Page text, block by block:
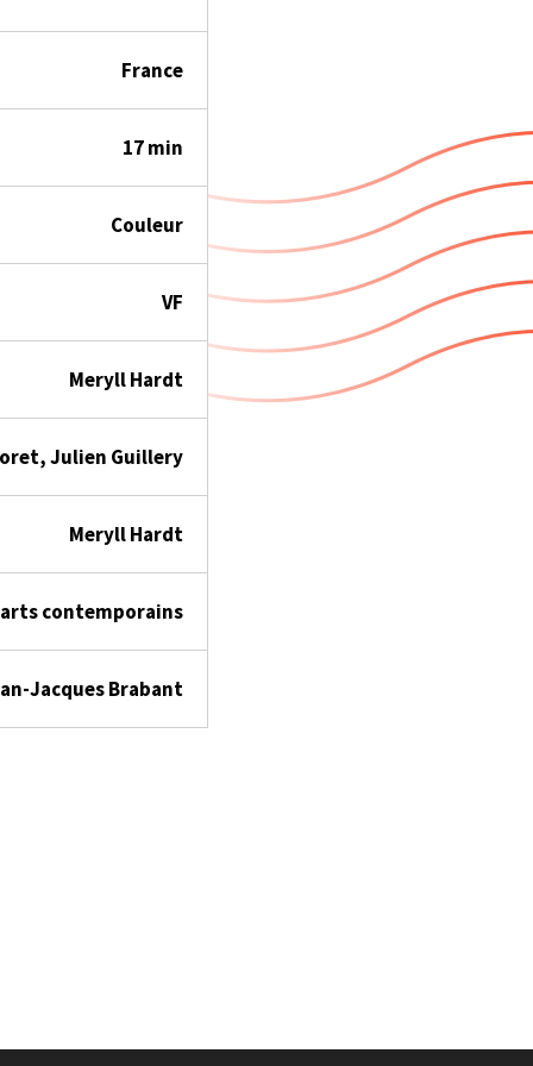
France
17 min
Couleur
VF
Meryll Hardt
Julien Guillery
Meryll Hardt
contemporains
Jacques Brabant